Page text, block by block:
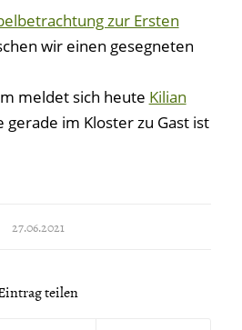
zur Ersten
wir einen gesegneten
meldet sich heute Kilian
gerade im Kloster zu Gast ist
27.06.2021
teilen